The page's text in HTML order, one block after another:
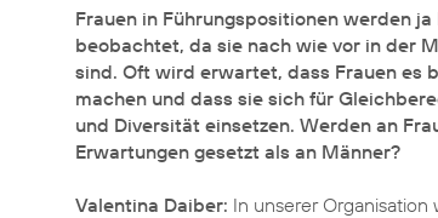
Frauen in Führungspositionen werden
beobachtet, da sie nach wie vor in der
sind. Oft wird erwartet, dass Frauen es
machen und dass sie sich für
und Diversität einsetzen. Werden an
Erwartungen gesetzt als an Männer?
Valentina Daiber: In unserer Organisation